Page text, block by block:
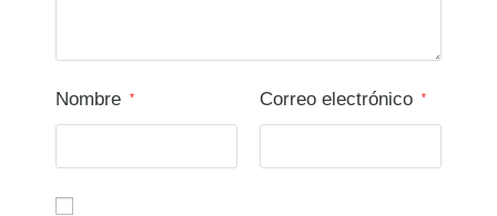
Nombre * Correo electrónico *